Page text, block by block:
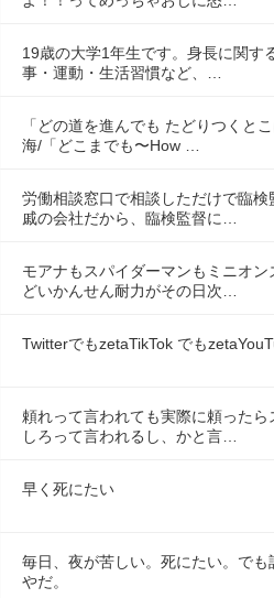
19歳の大学1年生です。身長に関す
事・運動・生活習慣など、…
「どの道を進んでも たどりつくと
海/「どこまでも〜How …
労働相談窓口で相談しただけで臨
戚の会社だから、臨検監督に…
モアナもスパイダーマンもミニオ
どいかんせん耐力がその日次…
TwitterでもzetaTikTok でも
頼れって言われても実際に頼った
しろって言われるし、かと言…
早く死にたい
毎日、夜が苦しい。死にたい。で
やだ。